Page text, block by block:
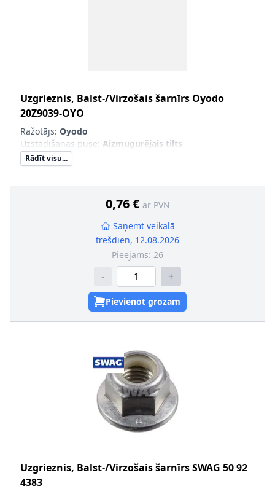
Uzgrieznis, Balst-/Virzošais šarnīrs Oyodo
20Z9039-OYO
Ražotājs: Oyodo
Uzstādīšanas puse: Aizmugurējais tilts
Rādīt visu...
0,76 € ar PVN
Saņemt veikalā
trešdien, 12.08.2026
Pieejams: 26
- +
Pievienot grozam
Uzgrieznis, Balst-/Virzošais šarnīrsSWAG 50 92
4383